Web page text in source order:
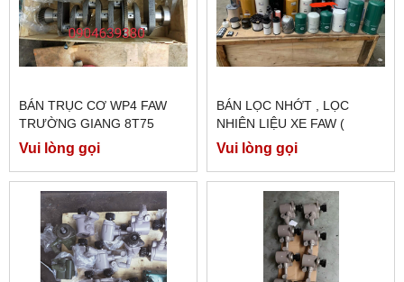
BÁN TRỤC CƠ WP4 FAW
TRƯỜNG GIANG 8T75
Vui lòng gọi
BÁN LỌC NHỚT , LỌC
NHIÊN LIỆU XE FAW (
J6,260E5,JH6 430,JH6
Vui lòng gọi